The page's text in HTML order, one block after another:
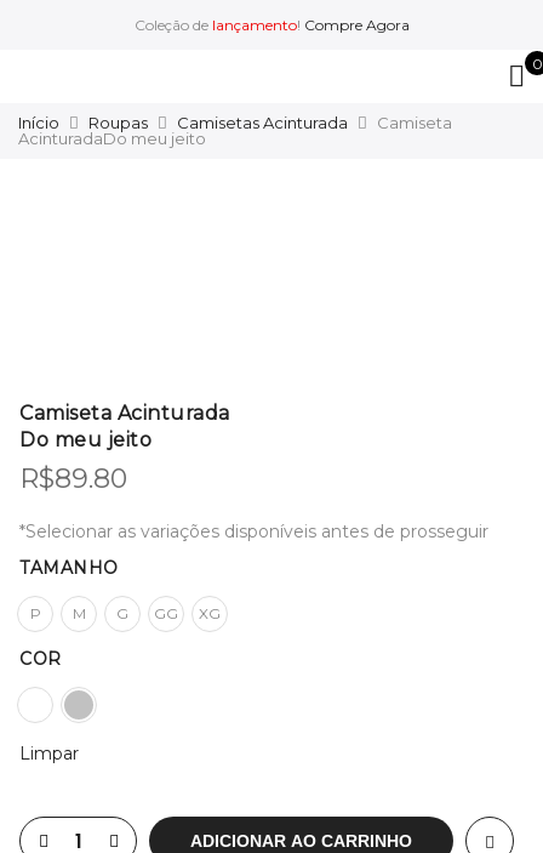
Coleção de lançamento! Compre Agora
0
Início Roupas Camisetas Acinturada
Camiseta
AcinturadaDo meu jeito
Camiseta Acinturada
Do meu jeito
R$89.80
*Selecionar as variações disponíveis antes de prosseguir
TAMANHO
P M G GG XG
COR
Limpar
ADICIONAR AO CARRINHO